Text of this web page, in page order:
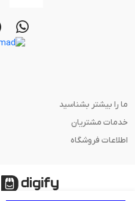
ما را بیشتر بشناسید
خدمات مشتریان
اطلاعات فروشگاه